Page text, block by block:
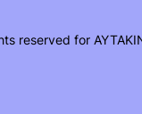
reserved for